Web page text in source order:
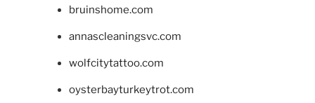
bruinshome.com
annascleaningsvc.com
wolfcitytattoo.com
oysterbayturkeytrot.com